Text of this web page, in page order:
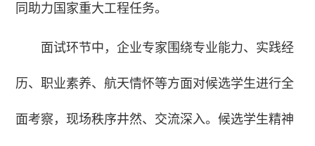
同助力国家重大工程任务。
面试环节中，企业专家围绕专业能力、实践经
历、职业素养、航天情怀等方面对候选学生进行全
面考察，现场秩序井然、交流深入。候选学生精神